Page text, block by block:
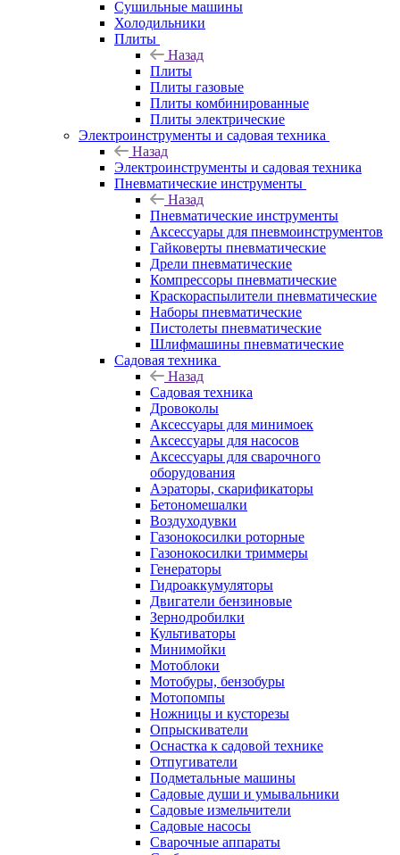
Сушильные машины
Холодильники
Плиты
Назад
Плиты
Плиты газовые
Плиты комбинированные
Плиты электрические
Электроинструменты и садовая техника
Назад
Электроинструменты и садовая техника
Пневматические инструменты
Назад
Пневматические инструменты
Аксессуары для пневмоинструментов
Гайковерты пневматические
Дрели пневматические
Компрессоры пневматические
Краскораспылители пневматические
Наборы пневматические
Пистолеты пневматические
Шлифмашины пневматические
Садовая техника
Назад
Садовая техника
Дровоколы
Аксессуары для минимоек
Аксессуары для насосов
Аксессуары для сварочного
оборудования
Аэраторы, скарификаторы
Бетономешалки
Воздуходувки
Газонокосилки роторные
Газонокосилки триммеры
Генераторы
Гидроаккумуляторы
Двигатели бензиновые
Зернодробилки
Культиваторы
Минимойки
Мотоблоки
Мотобуры, бензобуры
Мотопомпы
Ножницы и кусторезы
Опрыскиватели
Оснастка к садовой технике
Отпугиватели
Подметальные машины
Садовые души и умывальники
Садовые измельчители
Садовые насосы
Сварочные аппараты